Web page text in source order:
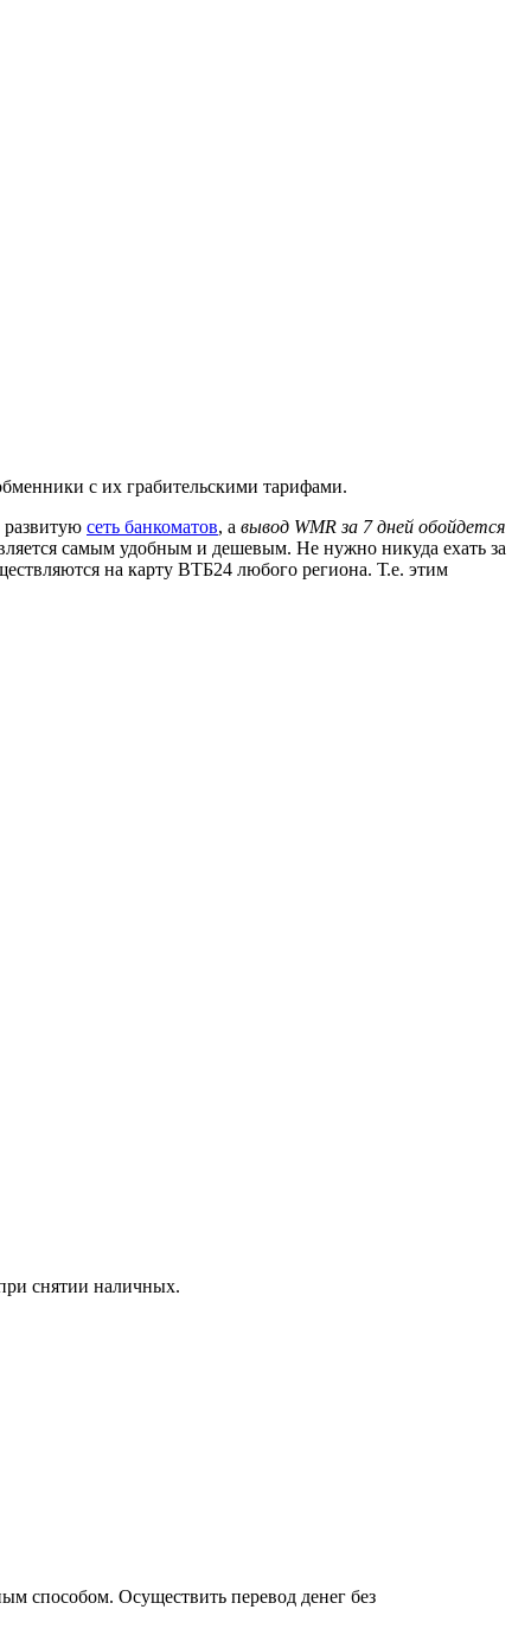
с их грабительскими тарифами.
сеть банкоматов, а вывод WMR за 7 дней обойдется
самым удобным и дешевым. Не нужно никуда ехать за
на карту ВТБ24 любого региона. Т.е. этим
снятии наличных.
способом. Осуществить перевод денег без